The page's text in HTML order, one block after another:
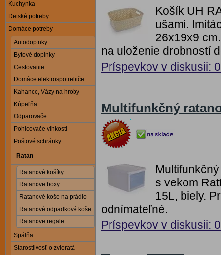
Kuchynka
Detské potreby
Domáce potreby
Autodoplnky
Bytové doplnky
Cestovanie
Domáce elektrospotrebiče
Kahance, Vázy na hroby
Kúpeľňa
Odparovače
Pohlcovače vlhkosti
Poštové schránky
Ratan
Ratanové košíky
Ratanové boxy
Ratanové koše na prádlo
Ratanové odpadkové koše
Ratanové regále
Spálňa
Starostlivosť o zvieratá
Košík UH
ušami.
26x19x9
na uloženie drobností
Príspevkov v diskusii: 0
Multifunkčný
s vekom
15L, biely.
odnímateľné.
Príspevkov v diskusii: 0